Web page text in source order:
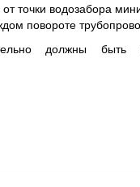
точки водозабора
повороте
должны